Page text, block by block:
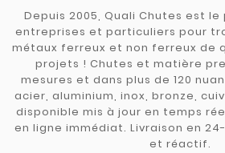
Depuis 2005, Quali Chutes est le
entreprises et particuliers pour
métaux ferreux et non ferreux de
projets ! Chutes et matière
mesures et dans plus de 120
acier, aluminium, inox, bronze,
disponible mis à jour en temps
en ligne immédiat. Livraison en
et réactif.